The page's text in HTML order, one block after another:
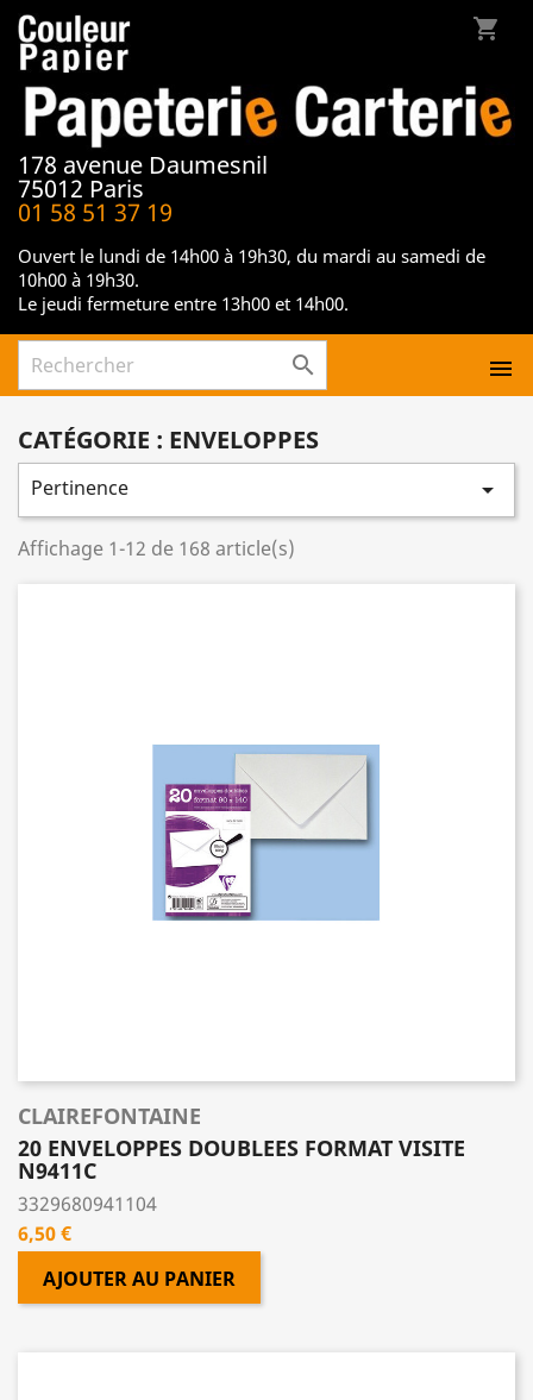
shopping_cart
178 avenue Daumesnil
75012 Paris
01 58 51 37 19
Ouvert le lundi de 14h00 à 19h30, du mardi au samedi de
10h00 à 19h30.
Le jeudi fermeture entre 13h00 et 14h00.
 
CATÉGORIE : ENVELOPPES
Pertinence 
Affichage 1-12 de 168 article(s)
CLAIREFONTAINE
20 ENVELOPPES DOUBLEES FORMAT VISITE
N9411C
3329680941104
Prix
6,50 €
AJOUTER AU PANIER